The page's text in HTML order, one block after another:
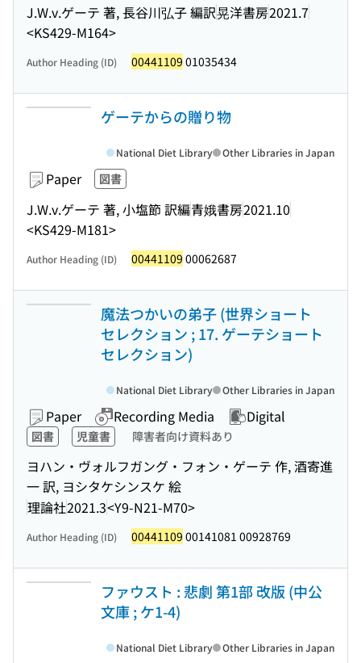
J.W.v.ゲーテ 著, 長谷川弘子 編訳晃洋書房2021.7
<KS429-M164>
Author Heading (ID) 00441109 01035434
ゲーテからの贈り物
Paper 図書
J.W.v.ゲーテ 著, 小塩節 訳編青娥書房2021.10
<KS429-M181>
National Diet Library Other Libraries in Japan
Author Heading (ID) 00441109 00062687
魔法つかいの弟子 (世界ショート
セレクション ; 17. ゲーテショート
セレクション)
Paper Recording Media Digital
図書 児童書 障害者向け資料あり
ヨハン・ヴォルフガング・フォン・ゲーテ 作, 酒寄進
一 訳, ヨシタケシンスケ 絵
理論社2021.3<Y9-N21-M70>
National Diet Library Other Libraries in Japan
Author Heading (ID) 00441109 00141081 00928769
ファウスト : 悲劇 第1部 改版 (中公
文庫 ; ケ1-4)
National Diet Library Other Libraries in Japan